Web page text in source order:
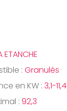
ETANCHE
: Granulés
en KW : 3,1-11,4
: 92,3